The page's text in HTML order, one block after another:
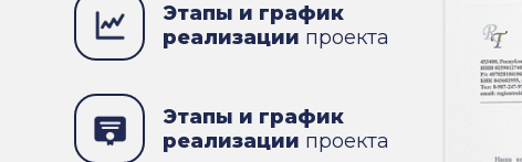
Этапы и график
реализации проекта
Этапы и график
реализации проекта